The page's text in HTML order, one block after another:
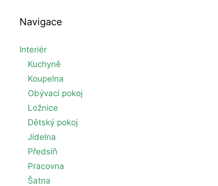
Navigace
Interiér
Kuchyně
Koupelna
Obývací pokoj
Ložnice
Dětský pokoj
Jídelna
Předsíň
Pracovna
Šatna